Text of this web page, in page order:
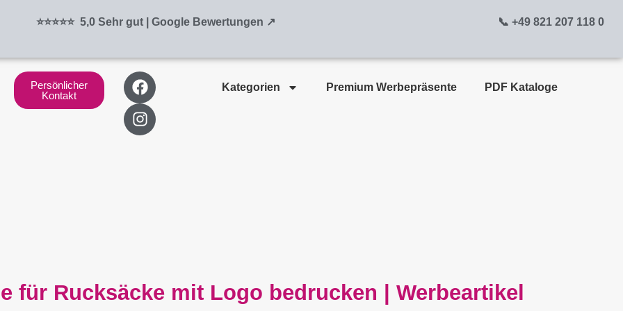
⭐⭐⭐⭐⭐ 5,0 Sehr gut | Google Bewertungen ↗ 📞 +49 821 207 118 0
Persönlicher
Kontakt
F
a
c
e
b
I
n
s
t
a
Kategorien Premium Werbepräsente PDF Kataloge
für Rucksäcke mit Logo bedrucken | Werbeartikel